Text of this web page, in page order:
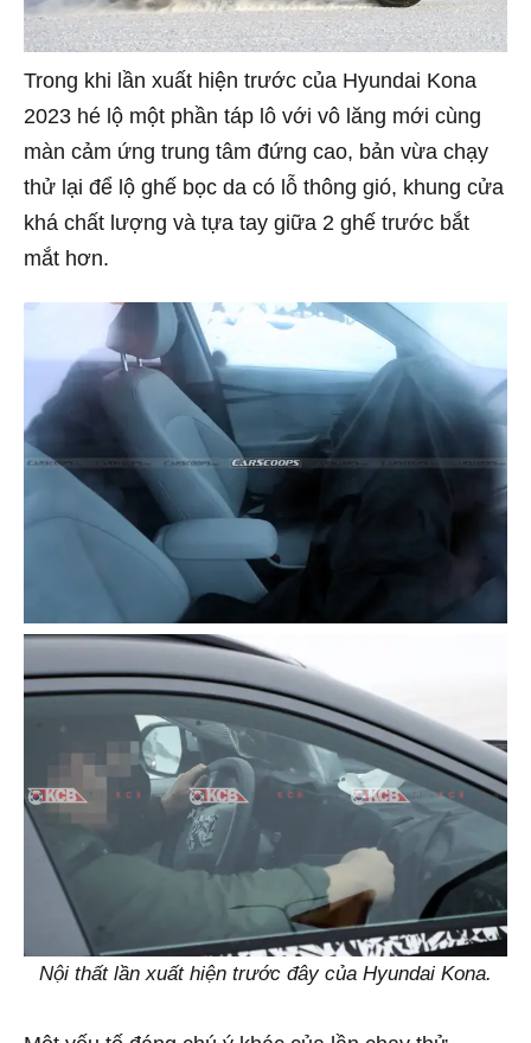
Trong khi lần xuất hiện trước của Hyundai Kona
2023 hé lộ một phần táp lô với vô lăng mới cùng
màn cảm ứng trung tâm đứng cao, bản vừa chạy
thử lại để lộ ghế bọc da có lỗ thông gió, khung cửa
khá chất lượng và tựa tay giữa 2 ghế trước bắt
mắt hơn.
Nội thất lần xuất hiện trước đây của Hyundai Kona.